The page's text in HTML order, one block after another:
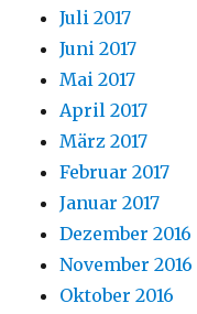
Juli 2017
Juni 2017
Mai 2017
April 2017
März 2017
Februar 2017
Januar 2017
Dezember 2016
November 2016
Oktober 2016